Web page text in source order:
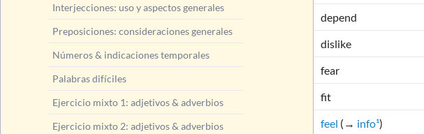
depend
dislike
fear
fit
feel (→ info¹)
Interjecciones: uso y aspectos generales
Preposiciones: consideraciones generales
Números & indicaciones temporales
Palabras difíciles
Ejercicio mixto 1: adjetivos & adverbios
Ejercicio mixto 2: adjetivos & adverbios